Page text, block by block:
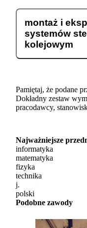
montaż i
systemów
kolejowym
Pamiętaj, że podane
Dokładny zestaw
pracodawcy,
Najważniejsze
informatyka
matematyka
fizyka
technika
j.
polski
Podobne zawody